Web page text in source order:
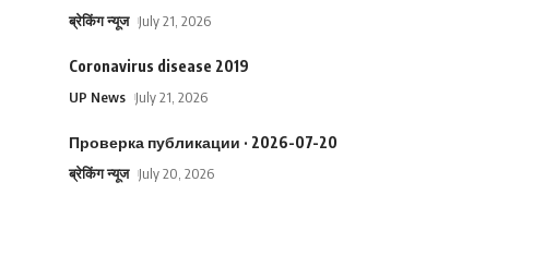
ब्रेकिंग न्यूज July 21, 2026
Coronavirus disease 2019
UP News July 21, 2026
Проверка публикации · 2026-07-20
ब्रेकिंग न्यूज July 20, 2026